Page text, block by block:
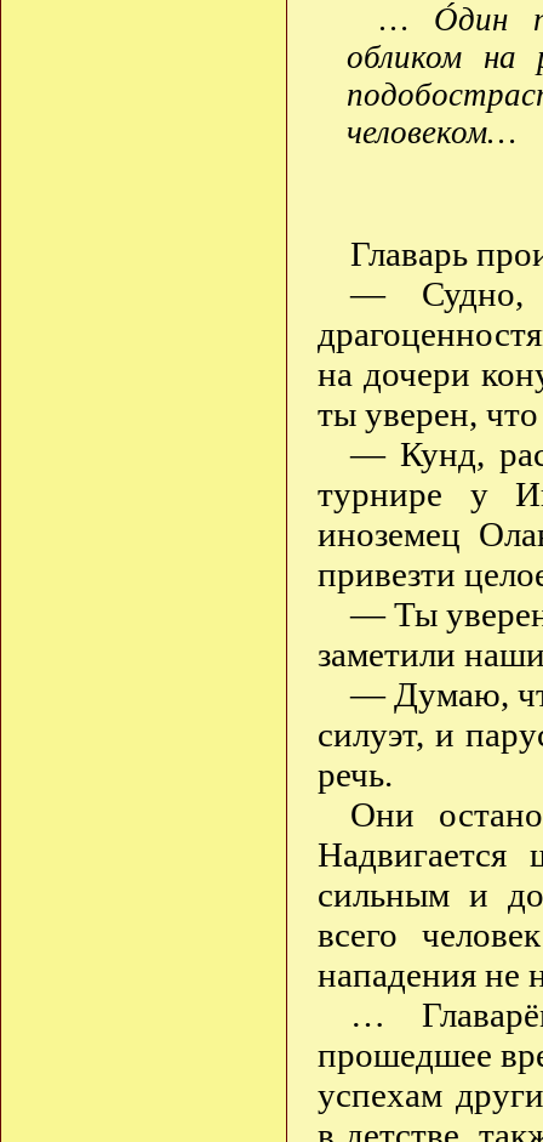
… Óдин
обликом на
человеком…
Главарь
— Судно,
на дочери
ты уверен,
— Кунд,
турнире у
иноземец
привезти
— Ты
заметили
— Думаю,
силуэт, и
речь.
Они
Надвигается
сильным и
всего
нападения не
…
прошедшее
успехам